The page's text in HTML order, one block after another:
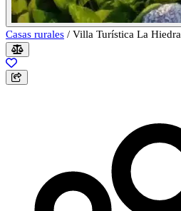
Casas rurales / Villa Turística La Hiedra